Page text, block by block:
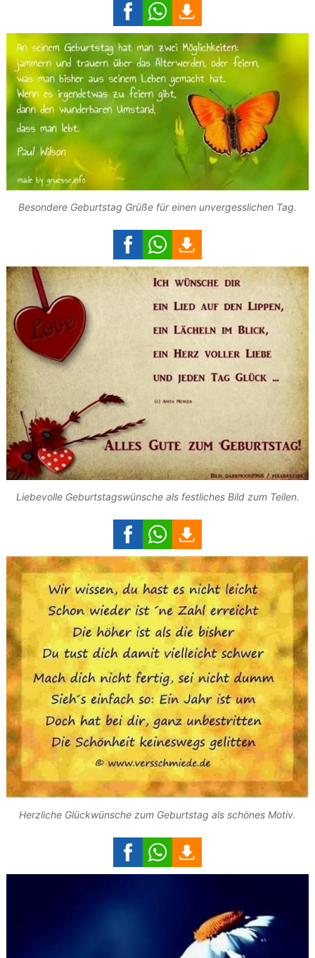
Besondere Geburtstag Grüße für einen unvergesslichen Tag.
Liebevolle Geburtstagswünsche als festliches Bild zum Teilen.
Herzliche Glückwünsche zum Geburtstag als schönes Motiv.